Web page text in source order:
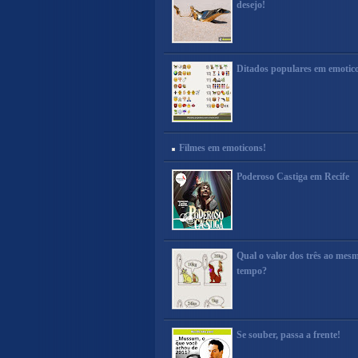
desejo!
Ditados populares em
Filmes em emoticons!
Poderoso Castiga em Recife
Qual o valor dos três ao
tempo?
Se souber, passa a frente!